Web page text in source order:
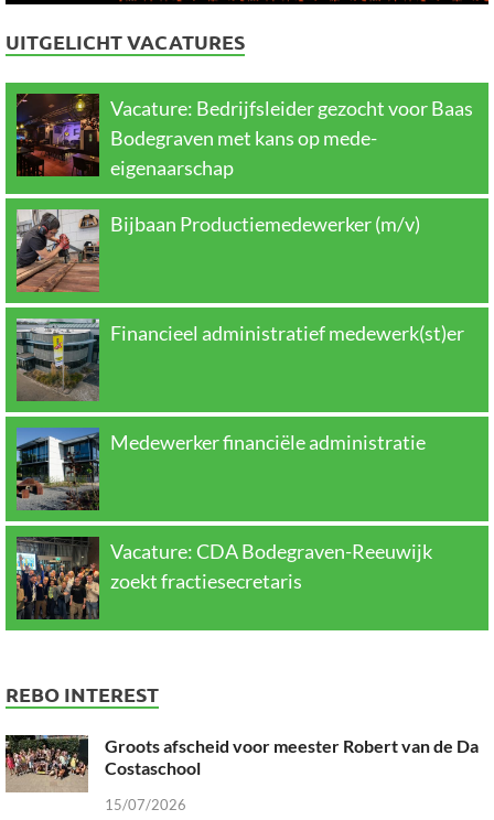
UITGELICHT VACATURES
Vacature: Bedrijfsleider gezocht voor Baas
Bodegraven met kans op mede-
eigenaarschap
Bijbaan Productiemedewerker (m/v)
Financieel administratief medewerk(st)er
Medewerker financiële administratie
Vacature: CDA Bodegraven-Reeuwijk
zoekt fractiesecretaris
REBO INTEREST
Groots afscheid voor meester Robert van de Da
Costaschool
15/07/2026